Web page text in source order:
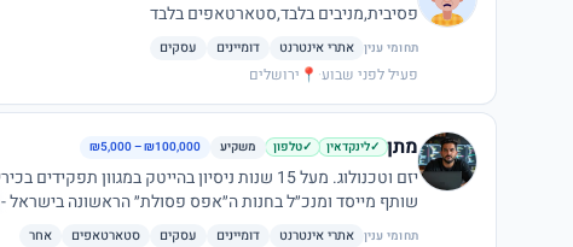
פסיבית,מניבים בלבד,סטארטאפים בלבד
תחומי ענין אתרי אינטרנט דומיינים עסקים
פעיל לפני שבוע·
📍 ירושלים
מתן ✓לינקדאין ✓טלפון משקיע ₪5,000 – ₪100,000
שותף מייסד ומנכ״ל בחנות ה״אפס פסולת״ הראשונה בישראל -
והקיימות הסביבתית והחברתית.
תחומי ענין אתרי אינטרנט דומיינים עסקים סטארטאפים אחר